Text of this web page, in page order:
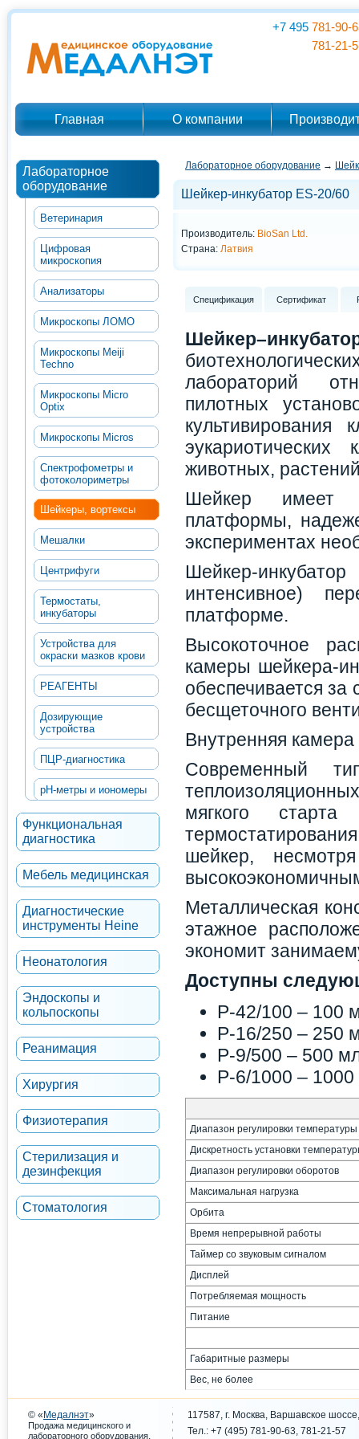
+7 495 781-90-
781-21-
Главная О компании
Лабораторное
оборудование
Ветеринария
Цифровая
микроскопия
Анализаторы
Микроскопы ЛОМО
Микроскопы Meiji
Techno
Микроскопы Micro
Optix
Микроскопы Micros
Спектрофометры и
фотоколориметры
Шейкеры, вортексы
Мешалки
Центрифуги
Термостаты,
инкубаторы
Устройства для
окраски мазков крови
РЕАГЕНТЫ
Дозирующие
устройства
ПЦР-диагностика
рН-метры и иономеры
Функциональная
диагностика
Мебель медицинская
Диагностические
инструменты Heine
Неонатология
Эндоскопы и
кольпоскопы
Реанимация
Хирургия
Физиотерапия
Стерилизация и
дезинфекция
Стоматология
Лабораторное оборудование →
Шейкер-инкубатор ES-20/60
Производитель: BioSan Ltd.
Страна: Латвия
Спецификация Сертификат
лабораторий
пилотных
культивирования
эукариотических
животных,
Шейкер имеет
платформы,
экспериментах
Шейкер-
интенсивное)
платформе.
Высокоточное
камеры шейкера-
обеспечивается за
бесщеточного
Внутренняя
Современный
мягкого
шейкер,
Металлическая
этажное
экономит
Доступны
P-42/100 – 100
P-16/250 – 250
P-9/500 – 500
P-6/1000 –
Диапазон регулировки температуры
Дискретность установки
Диапазон регулировки оборотов
Максимальная нагрузка
Орбита
Время непрерывной работы
Таймер со звуковым сигналом
Дисплей
Потребляемая мощность
Питание
Габаритные размеры
Вес, не более
© « Медалнэт»
Продажа медицинского и
лабораторного оборудования.
117587, г. Москва, Варшавское
Тел.: +7 (495) 781-90-63, 781-21-57